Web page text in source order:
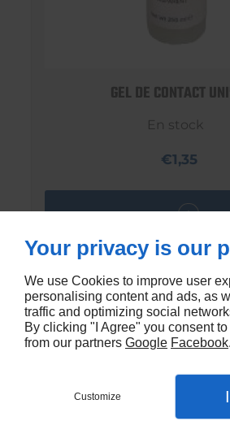
GEL DE CONTACT
En stock
€1,35
Your privacy is our
We use Cookies to improve user
personalising content and ads, as
traffic and optimizing social
By clicking "I Agree" you consent
from our partners Google Facebook.
Customize